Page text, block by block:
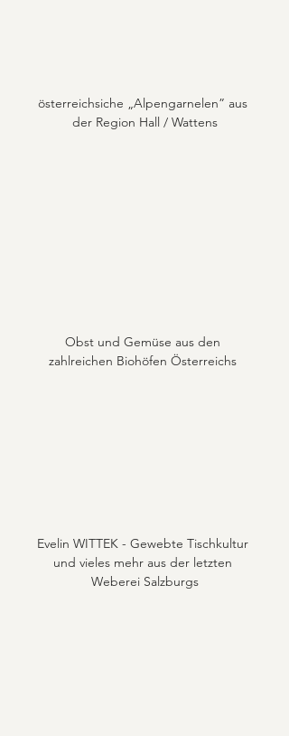
österreichsiche „Alpengarnelen” aus
der Region Hall / Wattens
Obst und Gemüse aus den
zahlreichen Biohöfen Österreichs
Evelin WITTEK - Gewebte Tischkultur
und vieles mehr aus der letzten
Weberei Salzburgs